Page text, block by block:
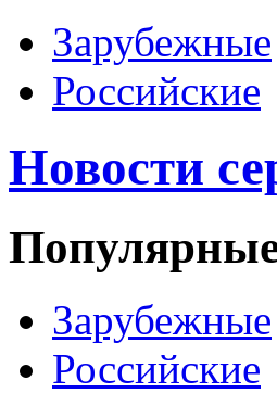
Зарубежные
Российские
Новости
Зарубежные
Российские